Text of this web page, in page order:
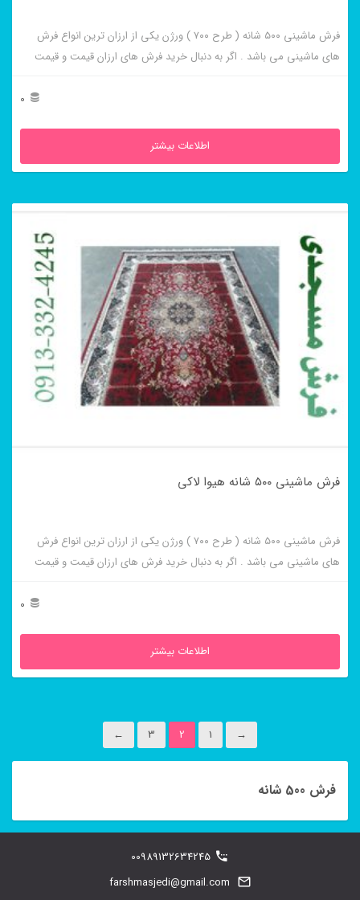
فرش ماشینی ۵۰۰ شانه ( طرح ۷۰۰ ) ورژن یکی از ارزان ترین انواع فرش
های ماشینی می باشد . اگر به دنبال خرید فرش های ارزان قیمت و قیمت
0
اطلاعات بیشتر
فرش ماشینی ۵۰۰ شانه هیوا لاکی
فرش ماشینی ۵۰۰ شانه ( طرح ۷۰۰ ) ورژن یکی از ارزان ترین انواع فرش
های ماشینی می باشد . اگر به دنبال خرید فرش های ارزان قیمت و قیمت
0
اطلاعات بیشتر
→
1
2
3
←
فرش 500 شانه
00989132634245
farshmasjedi@gmail.com